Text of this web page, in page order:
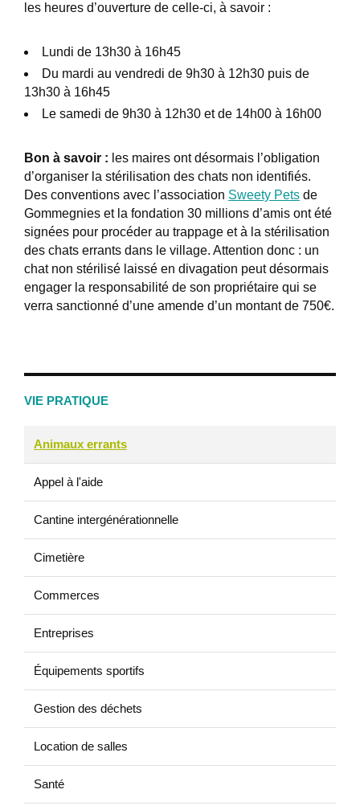
les heures d’ouverture de celle-ci, à savoir :
Lundi de 13h30 à 16h45
Du mardi au vendredi de 9h30 à 12h30 puis de
13h30 à 16h45
Le samedi de 9h30 à 12h30 et de 14h00 à 16h00
Bon à savoir : les maires ont désormais l’obligation
d’organiser la stérilisation des chats non identifiés.
Des conventions avec l’association Sweety Pets de
Gommegnies et la fondation 30 millions d’amis ont été
signées pour procéder au trappage et à la stérilisation
des chats errants dans le village. Attention donc : un
chat non stérilisé laissé en divagation peut désormais
engager la responsabilité de son propriétaire qui se
verra sanctionné d’une amende d’un montant de 750€.
VIE PRATIQUE
Animaux errants
Appel à l'aide
Cantine intergénérationnelle
Cimetière
Commerces
Entreprises
Équipements sportifs
Gestion des déchets
Location de salles
Santé